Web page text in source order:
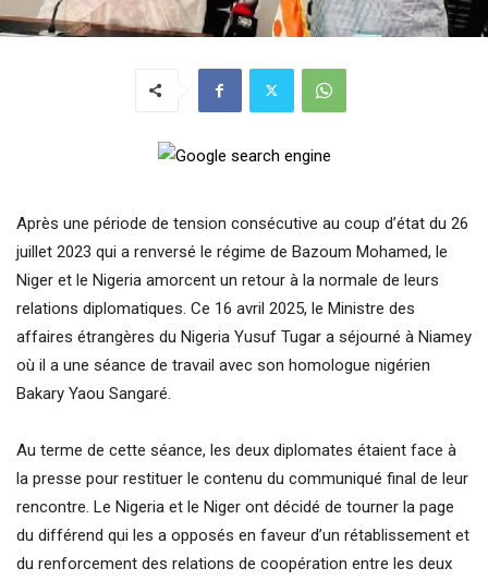
Après une période de tension consécutive au coup d’état du 26
juillet 2023 qui a renversé le régime de Bazoum Mohamed, le
Niger et le Nigeria amorcent un retour à la normale de leurs
relations diplomatiques. Ce 16 avril 2025, le Ministre des
affaires étrangères du Nigeria Yusuf Tugar a séjourné à Niamey
où il a une séance de travail avec son homologue nigérien
Bakary Yaou Sangaré.
Au terme de cette séance, les deux diplomates étaient face à
la presse pour restituer le contenu du communiqué final de leur
rencontre. Le Nigeria et le Niger ont décidé de tourner la page
du différend qui les a opposés en faveur d’un rétablissement et
du renforcement des relations de coopération entre les deux